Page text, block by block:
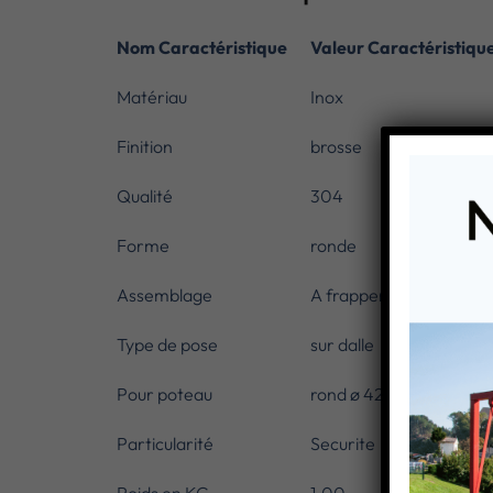
Nom Caractéristique Valeur
Matériau Inox
Finition brosse
Qualité 304
Forme ronde
Assemblage A frapper
Type de pose sur dalle
Pour poteau rond ø 42,4 mm
Particularité Securite